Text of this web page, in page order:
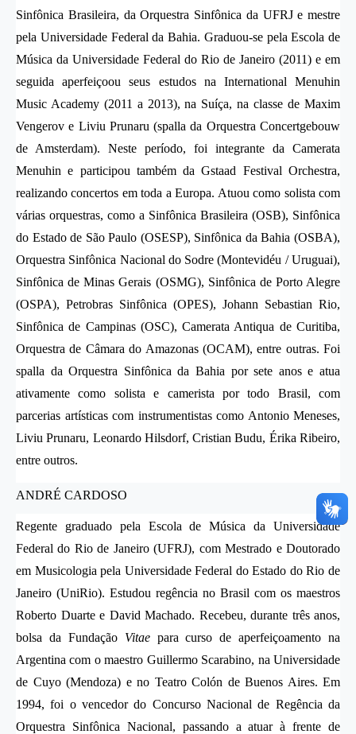
Sinfônica Brasileira, da Orquestra Sinfônica da UFRJ e mestre
pela Universidade Federal da Bahia. Graduou-se pela Escola de
Música da Universidade Federal do Rio de Janeiro (2011) e em
seguida aperfeiçoou seus estudos na International Menuhin
Music Academy (2011 a 2013), na Suíça, na classe de Maxim
Vengerov e Liviu Prunaru (spalla da Orquestra Concertgebouw
de Amsterdam). Neste período, foi integrante da Camerata
Menuhin e participou também da Gstaad Festival Orchestra,
realizando concertos em toda a Europa. Atuou como solista com
várias orquestras, como a Sinfônica Brasileira (OSB), Sinfônica
do Estado de São Paulo (OSESP), Sinfônica da Bahia (OSBA),
Orquestra Sinfônica Nacional do Sodre (Montevidéu / Uruguai),
Sinfônica de Minas Gerais (OSMG), Sinfônica de Porto Alegre
(OSPA), Petrobras Sinfônica (OPES), Johann Sebastian Rio,
Sinfônica de Campinas (OSC), Camerata Antiqua de Curitiba,
Orquestra de Câmara do Amazonas (OCAM), entre outras. Foi
spalla da Orquestra Sinfônica da Bahia por sete anos e atua
ativamente como solista e camerista por todo Brasil, com
parcerias artísticas com instrumentistas como Antonio Meneses,
Liviu Prunaru, Leonardo Hilsdorf, Cristian Budu, Érika Ribeiro,
entre outros.
ANDRÉ CARDOSO
Regente graduado pela Escola de Música da Universidade
Federal do Rio de Janeiro (UFRJ), com Mestrado e Doutorado
em Musicologia pela Universidade Federal do Estado do Rio de
Janeiro (UniRio). Estudou regência no Brasil com os maestros
Roberto Duarte e David Machado. Recebeu, durante três anos,
bolsa da Fundação Vitae para curso de aperfeiçoamento na
Argentina com o maestro Guillermo Scarabino, na Universidade
de Cuyo (Mendoza) e no Teatro Colón de Buenos Aires. Em
1994, foi o vencedor do Concurso Nacional de Regência da
Orquestra Sinfônica Nacional, passando a atuar à frente de